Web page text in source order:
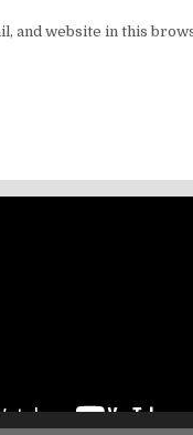
and website in this